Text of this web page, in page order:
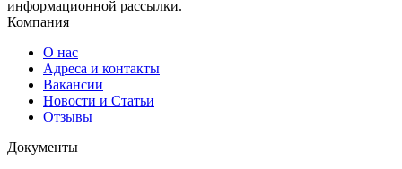
информационной рассылки.
Компания
О нас
Адреса и контакты
Вакансии
Новости и Статьи
Отзывы
Документы